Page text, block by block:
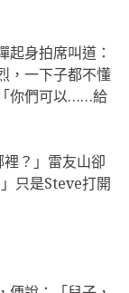
身拍席叫道：
，一下子都不懂
你們可以……給
？」雷友山卻
只是Steve打開